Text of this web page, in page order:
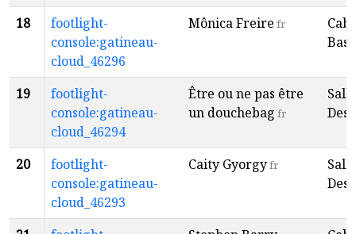
18
footlight-
console:gatineau-
cloud_46296
Mônica Freire fr
19
footlight-
console:gatineau-
cloud_46294
Être ou ne pas être
un douchebag fr
20
footlight-
console:gatineau-
cloud_46293
Caity Gyorgyfr